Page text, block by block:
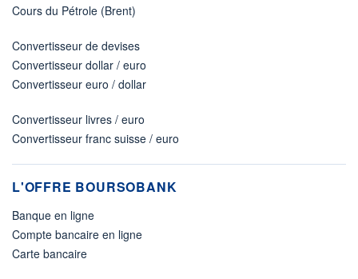
Cours du Pétrole (Brent)
Convertisseur de devises
Convertisseur dollar / euro
Convertisseur euro / dollar
Convertisseur livres / euro
Convertisseur franc suisse / euro
L'OFFRE BOURSOBANK
Banque en ligne
Compte bancaire en ligne
Carte bancaire